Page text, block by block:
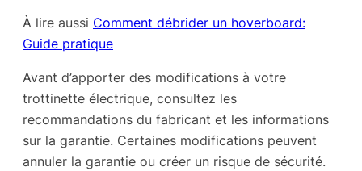
À lire aussi Comment débrider un hoverboard:
Guide pratique
Avant d’apporter des modifications à votre
trottinette électrique, consultez les
recommandations du fabricant et les informations
sur la garantie. Certaines modifications peuvent
annuler la garantie ou créer un risque de sécurité.